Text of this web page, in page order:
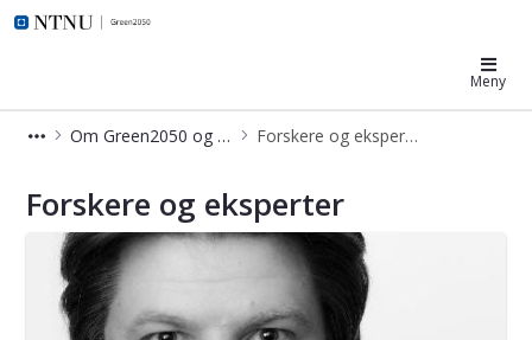
Meny
Om Green2050 og kontakt Forskere og eksperter
Forskere og eksperter